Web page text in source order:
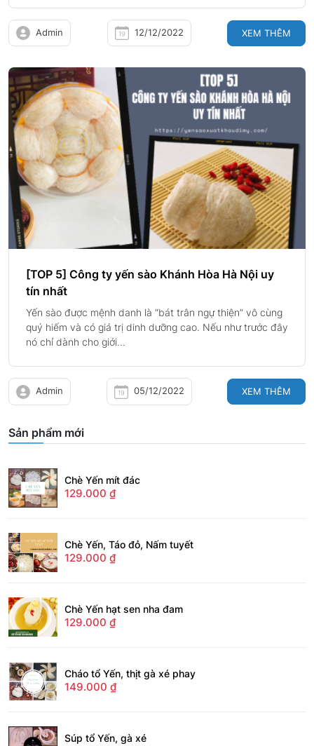
Admin 12/12/2022 XEM THÊM
[TOP 5] Công ty yến sào Khánh Hòa Hà Nội uy
tín nhất
Yến sào được mệnh danh là “bát trân ngự thiện” vô cùng
quý hiếm và có giá trị dinh dưỡng cao. Nếu như trước đây
nó chỉ dành cho giới...
Admin 05/12/2022 XEM THÊM
Sản phẩm mới
Chè Yến mít đác
129.000 ₫
Chè Yến, Táo đỏ, Nấm tuyết
129.000 ₫
Chè Yến hạt sen nha đam
129.000 ₫
Cháo tổ Yến, thịt gà xé phay
149.000 ₫
Súp tổ Yến, gà xé